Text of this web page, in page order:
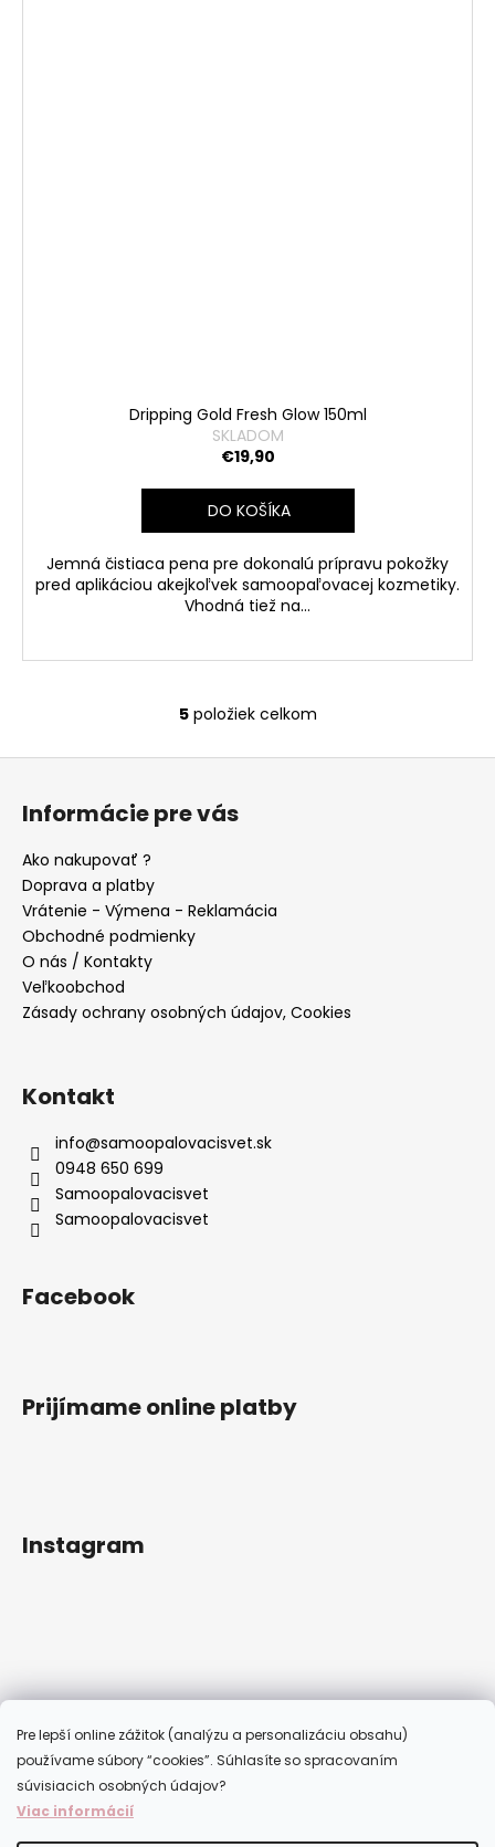
Pre lepší online zážitok (analýzu a personalizáciu obsahu)
používame súbory “cookies”. Súhlasíte so spracovaním
súvisiacich osobných údajov?
Viac informácií
Dripping Gold Fresh Glow 150ml
SKLADOM
€19,90
DO KOŠÍKA
Jemná čistiaca pena pre dokonalú prípravu pokožky
pred aplikáciou akejkoľvek samoopaľovacej kozmetiky.
Vhodná tiež na...
O
e
k
i
5položiek celkom
Z
Informácie pre vás
Ako nakupovať ?
Doprava a platby
Vrátenie - Výmena - Reklamácia
Obchodné podmienky
O nás / Kontakty
Veľkoobchod
Zásady ochrany osobných údajov, Cookies
Kontakt
info@samoopalovacisvet.sk
0948 650 699
Samoopalovacisvet
Samoopalovacisvet
Facebook
Prijímame online platby
Instagram